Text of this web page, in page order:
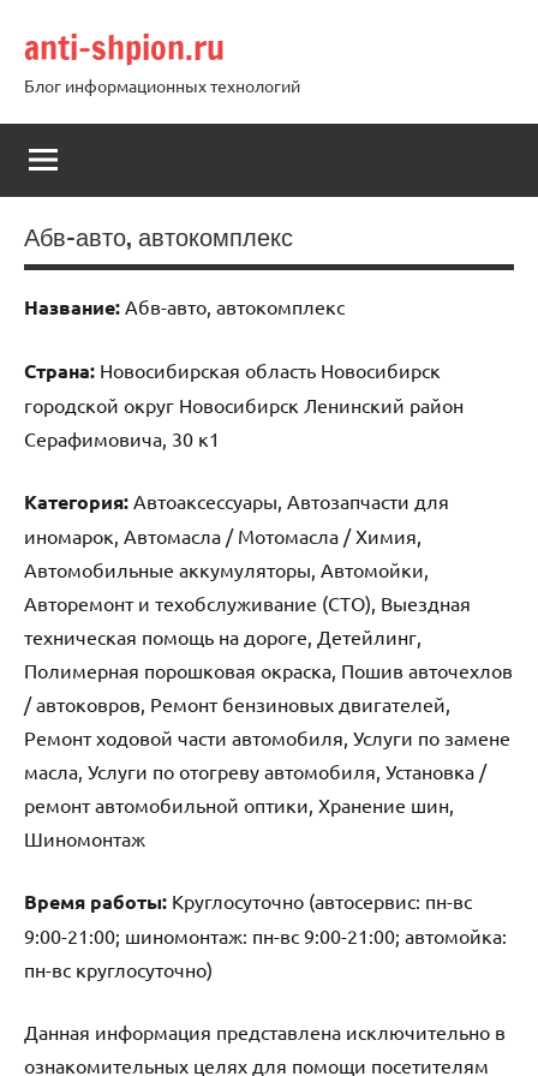
содержимому
anti-shpion.ru
Блог информационных технологий
Абв-авто, автокомплекс
Название: Абв-авто, автокомплекс
Страна: Новосибирская область Новосибирск
городской округ Новосибирск Ленинский район
Серафимовича, 30 к1
Категория: Автоаксессуары, Автозапчасти для
иномарок, Автомасла / Мотомасла / Химия,
Автомобильные аккумуляторы, Автомойки,
Авторемонт и техобслуживание (СТО), Выездная
техническая помощь на дороге, Детейлинг,
Полимерная порошковая окраска, Пошив авточехлов
/ автоковров, Ремонт бензиновых двигателей,
Ремонт ходовой части автомобиля, Услуги по замене
масла, Услуги по отогреву автомобиля, Установка /
ремонт автомобильной оптики, Хранение шин,
Шиномонтаж
Время работы: Круглосуточно (автосервис: пн-вс
9:00-21:00; шиномонтаж: пн-вс 9:00-21:00; автомойка:
пн-вс круглосуточно)
Данная информация представлена исключительно в
ознакомительных целях для помощи посетителям